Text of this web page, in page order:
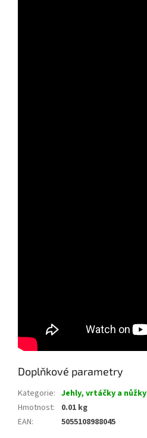
Doplňkové parametry
Kategorie: Jehly, vrtáčky a nůžky
Hmotnost:
0.01 kg
EAN: 5055108988045